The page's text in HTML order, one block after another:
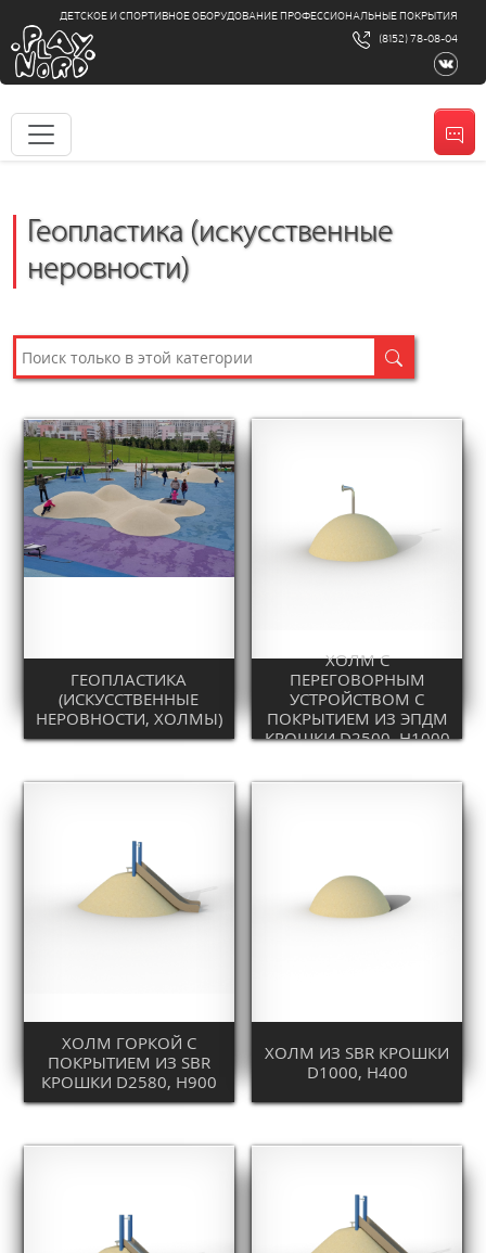
ДЕТСКОЕ И СПОРТИВНОЕ ОБОРУДОВАНИЕ ПРОФЕССИОНАЛЬНЫЕ ПОКРЫТИЯ
(8152) 78-08-04
Геопластика (искусственные
неровности)
ГЕОПЛАСТИКА
(ИСКУССТВЕННЫЕ
НЕРОВНОСТИ, ХОЛМЫ)
ХОЛМ C
ПЕРЕГОВОРНЫМ
УСТРОЙСТВОМ С
ПОКРЫТИЕМ ИЗ ЭПДМ
КРОШКИ D2500, H1000
ХОЛМ ГОРКОЙ С
ПОКРЫТИЕМ ИЗ SBR
КРОШКИ D2580, H900
ХОЛМ ИЗ SBR КРОШКИ
D1000, H400